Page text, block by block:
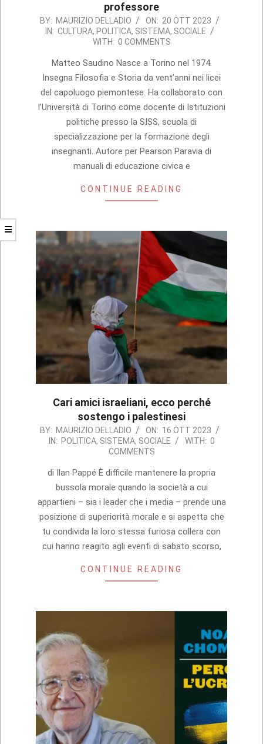
professore
2023-
10-
BY: MAURIZIO DELLADIO ON: 20 OTT 2023
IN: CULTURA, POLITICA, SISTEMA, SOCIALE
WITH: 0 COMMENTS
Matteo Saudino Nasce a Torino nel 1974.
Insegna Filosofia e Storia da vent’anni nei licei
del capoluogo piemontese. Ha collaborato con
l’Università di Torino come docente di Istituzioni
politiche presso la SISS, scuola di
specializzazione per la formazione degli
insegnanti. Autore per Pearson Paravia di
manuali di educazione civica e
CONTINUE READING
Cari amici israeliani, ecco perché
sostengo i palestinesi
2023-
BY: MAURIZIO DELLADIO ON: 16 OTT 2023
IN: POLITICA, SISTEMA, SOCIALE WITH: 0
COMMENTS
di Ilan Pappé È difficile mantenere la propria
bussola morale quando la società a cui
appartieni – sia i leader che i media – prende una
posizione di superiorità morale e si aspetta che
tu condivida la loro stessa furiosa collera con
cui hanno reagito agli eventi di sabato scorso,
CONTINUE READING